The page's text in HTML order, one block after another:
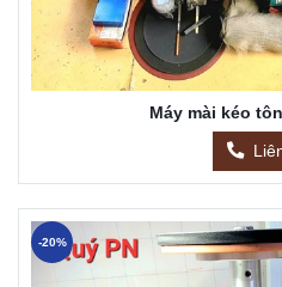
Máy mài kéo
-20%